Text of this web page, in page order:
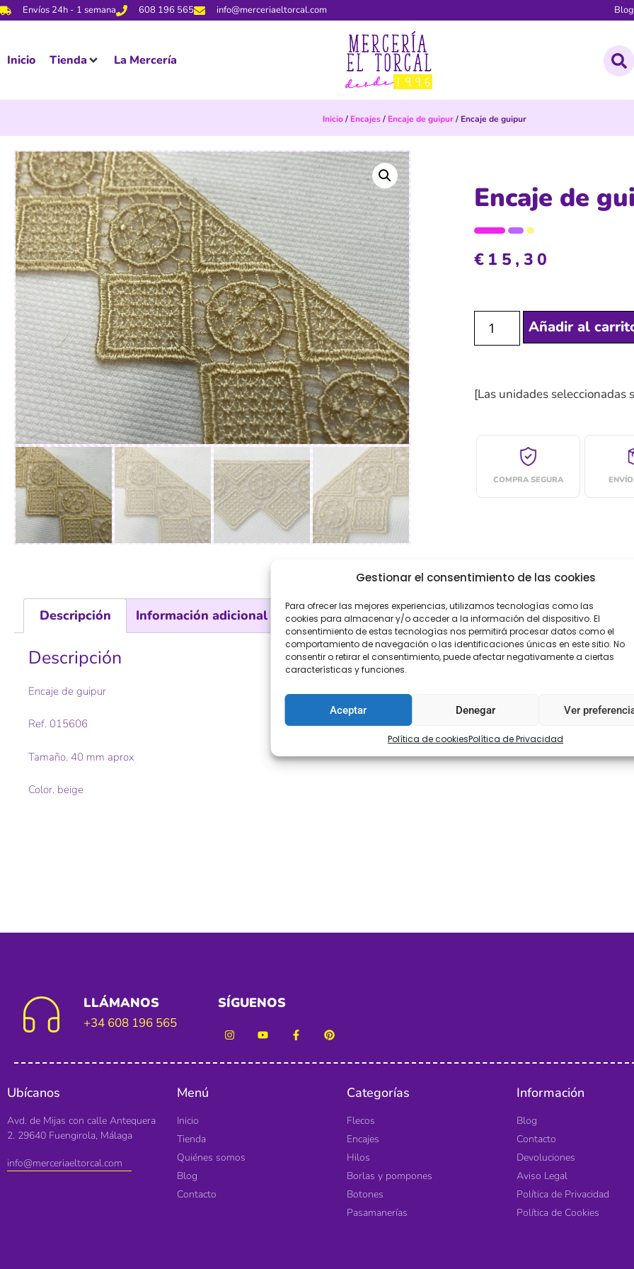
Gestionar el consentimiento de las cookies
Para ofrecer las mejores experiencias, utilizamos tecnologías como las
cookies para almacenar y/o acceder a la información del dispositivo. El
consentimiento de estas tecnologías nos permitirá procesar datos como el
comportamiento de navegación o las identificaciones únicas en este sitio. No
consentir o retirar el consentimiento, puede afectar negativamente a ciertas
características y funciones.
Aceptar Denegar Ver
Política de cookiesPolítica de Privacidad
Envíos 24h - 1 semana 608 196 565 info@merceriaeltorcal.com Blog
Inicio Tienda La Mercería
Inicio/ Encajes/ Encaje de guipur/ Encaje de guipur
Encaje de
€ 15,30
Añadir al
[Las unidades seleccionadas
COMPRA SEGURA
Descripción Información adicional
Descripción
Encaje de guipur
Ref. 015606
Tamaño. 40 mm aprox
Color. beige
LLÁMANOS
+34 608 196 565
SÍGUENOS
Ubícanos
Avd. de Mijas con calle Antequera
2. 29640 Fuengirola, Málaga
info@merceriaeltorcal.com
Menú
Inicio
Tienda
Quiénes somos
Blog
Contacto
Categorías
Flecos
Encajes
Hilos
Borlas y pompones
Botones
Pasamanerías
Información
Blog
Contacto
Devoluciones
Aviso Legal
Política de Privacidad
Política de Cookies